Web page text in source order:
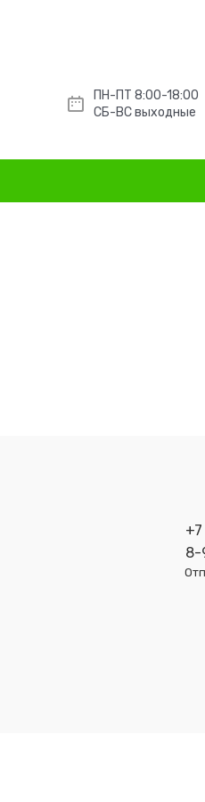
ПН-ПТ 8:00-18:00
СБ-ВС выходные
8-